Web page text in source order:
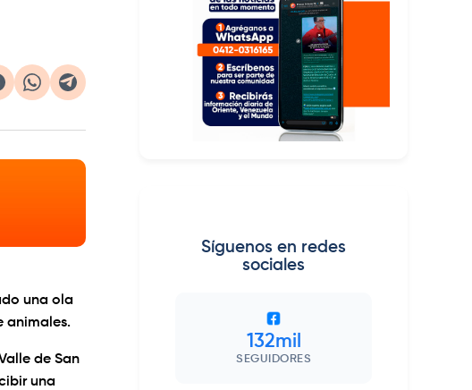
una ola
animales.
de San
una
Síguenos en redes
sociales
132mil
SEGUIDORES